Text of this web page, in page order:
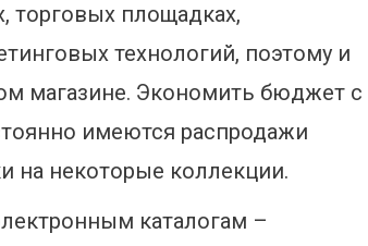
торговых площадках,
технологий, поэтому и
магазине. Экономить бюджет с
имеются распродажи
на некоторые коллекции.
каталогам –